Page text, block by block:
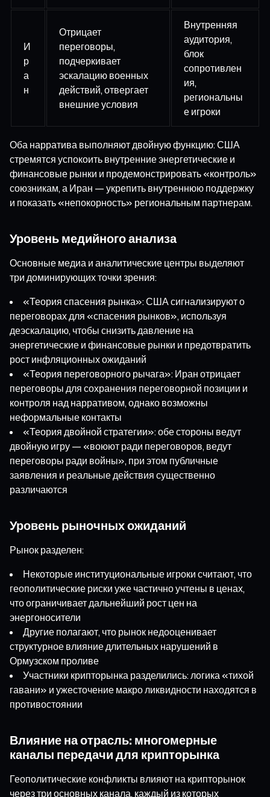
И
р
а
н
Отрицает
переговоры,
подчеркивает
эскалацию военных
действий, отвергает
внешние условия
Внутренняя
аудитория,
блок
сопротивлен
ия,
региональны
е игроки
Оба нарратива выполняют двойную функцию: США
стремятся успокоить внутренние энергетические и
финансовые рынки и продемонстрировать «контроль»
союзникам, а Иран — укрепить внутреннюю поддержку
и показать «непокорность» региональным партнерам.
Уровень медийного анализа
Основные медиа и аналитические центры выделяют
три доминирующих точки зрения:
«Теория спасения рынка»: США сигнализируют о
переговорах для «спасения рынков», используя
деэскалацию, чтобы снизить давление на
энергетические и финансовые рынки и предотвратить
рост инфляционных ожиданий
«Теория переговорного рычага»: Иран отрицает
переговоры для сохранения переговорной позиции и
контроля над нарративом, однако возможны
неформальные контакты
«Теория двойной стратегии»: обе стороны ведут
двойную игру — «воюют ради переговоров, ведут
переговоры ради войны», при этом публичные
заявления и реальные действия существенно
различаются
Уровень рыночных ожиданий
Рынок разделен:
Некоторые институциональные игроки считают, что
геополитические риски уже частично учтены в ценах,
что ограничивает дальнейший рост цен на
энергоносители
Другие полагают, что рынок недооценивает
структурное влияние длительных нарушений в
Ормузском проливе
Участники крипторынка разделились: логика «тихой
гавани» и ужесточение макро ликвидности находятся в
противостоянии
Влияние на отрасль: многомерные
каналы передачи для крипторынка
Геополитические конфликты влияют на крипторынок
через три основных канала, каждый из которых